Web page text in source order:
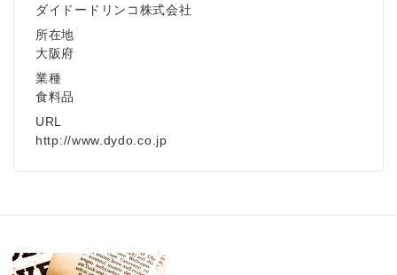
ダイドードリンコ株式会社
所在地
大阪府
業種
食料品
URL
http://www.dydo.co.jp